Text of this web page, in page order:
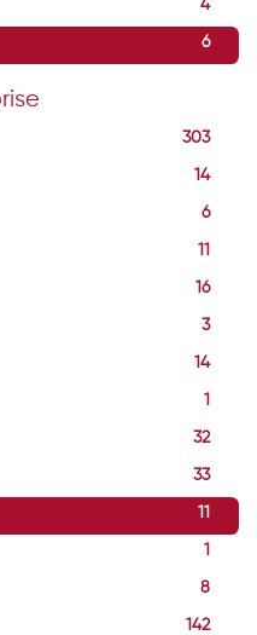
4
6
303
14
6
11
16
3
14
1
32
33
11
1
8
142